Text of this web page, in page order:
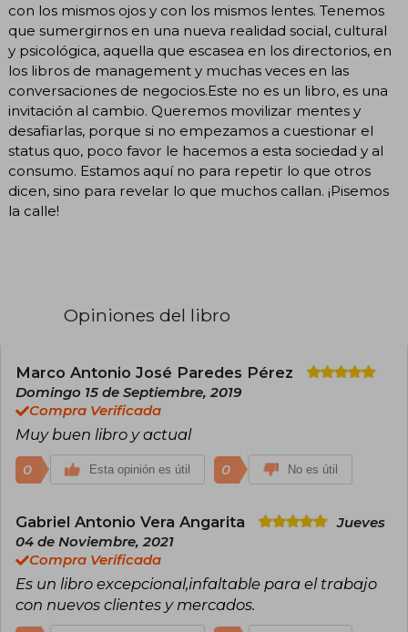
con los mismos ojos y con los mismos lentes. Tenemos
que sumergirnos en una nueva realidad social, cultural
y psicológica, aquella que escasea en los directorios, en
los libros de management y muchas veces en las
conversaciones de negocios.Este no es un libro, es una
invitación al cambio. Queremos movilizar mentes y
desafiarlas, porque si no empezamos a cuestionar el
status quo, poco favor le hacemos a esta sociedad y al
consumo. Estamos aquí no para repetir lo que otros
dicen, sino para revelar lo que muchos callan. ¡Pisemos
la calle!
Opiniones del libro
Marco Antonio José Paredes Pérez
Domingo 15 de Septiembre, 2019
Compra Verificada
Muy buen libro y actual
0 Esta opinión es útil 0 No es útil
Gabriel Antonio Vera Angarita
Jueves
04 de Noviembre, 2021
Compra Verificada
Es un libro excepcional,infaltable para el trabajo
con nuevos clientes y mercados.